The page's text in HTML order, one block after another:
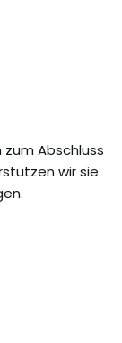
Abschluss
wir sie